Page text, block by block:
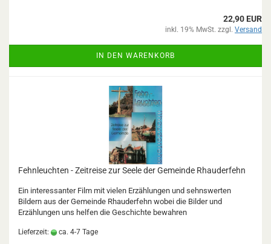
22,90 EUR
inkl. 19% MwSt. zzgl. Versand
IN DEN WARENKORB
Fehnleuchten - Zeitreise zur Seele der Gemeinde Rhauderfehn
Ein interessanter Film mit vielen Erzählungen und sehnswerten
Bildern aus der Gemeinde Rhauderfehn wobei die Bilder und
Erzählungen uns helfen die Geschichte bewahren
Lieferzeit: ca. 4-7 Tage